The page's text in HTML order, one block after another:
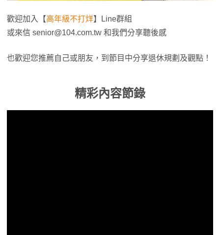
歡迎加入【高年級不打烊】Line群組
或來信 senior@104.com.tw 和我們分享聽後感
也歡迎您推薦自己或朋友，到節目中分享退休規劃及觀點！
精彩內容節錄